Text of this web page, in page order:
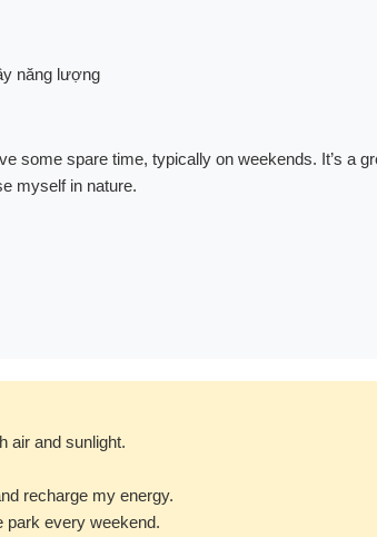
năng lượng
some spare time, typically on weekends. It’s a
myself in nature.
air and sunlight.
recharge my energy.
park every weekend.